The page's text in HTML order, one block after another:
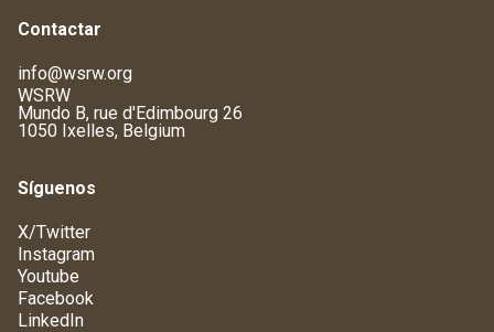
Contactar
info@wsrw.org
WSRW
Mundo B, rue d'Edimbourg 26
1050 Ixelles, Belgium
Síguenos
X/Twitter
Instagram
Youtube
Facebook
LinkedIn